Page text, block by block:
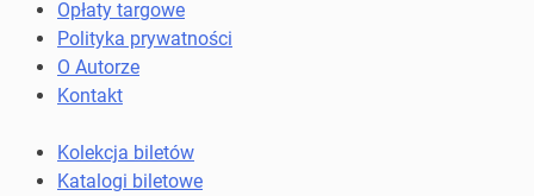
komunikacji
miejskiej
kolejowych
Opłaty targowe
Polityka prywatności
O Autorze
Kontakt
Kolekcja biletów
Katalogi biletowe